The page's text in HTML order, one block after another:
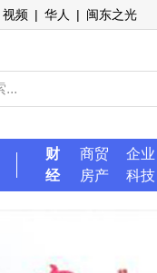
视频 | 华人 | 闽东之光
财
经
商贸
企业
房产
科技